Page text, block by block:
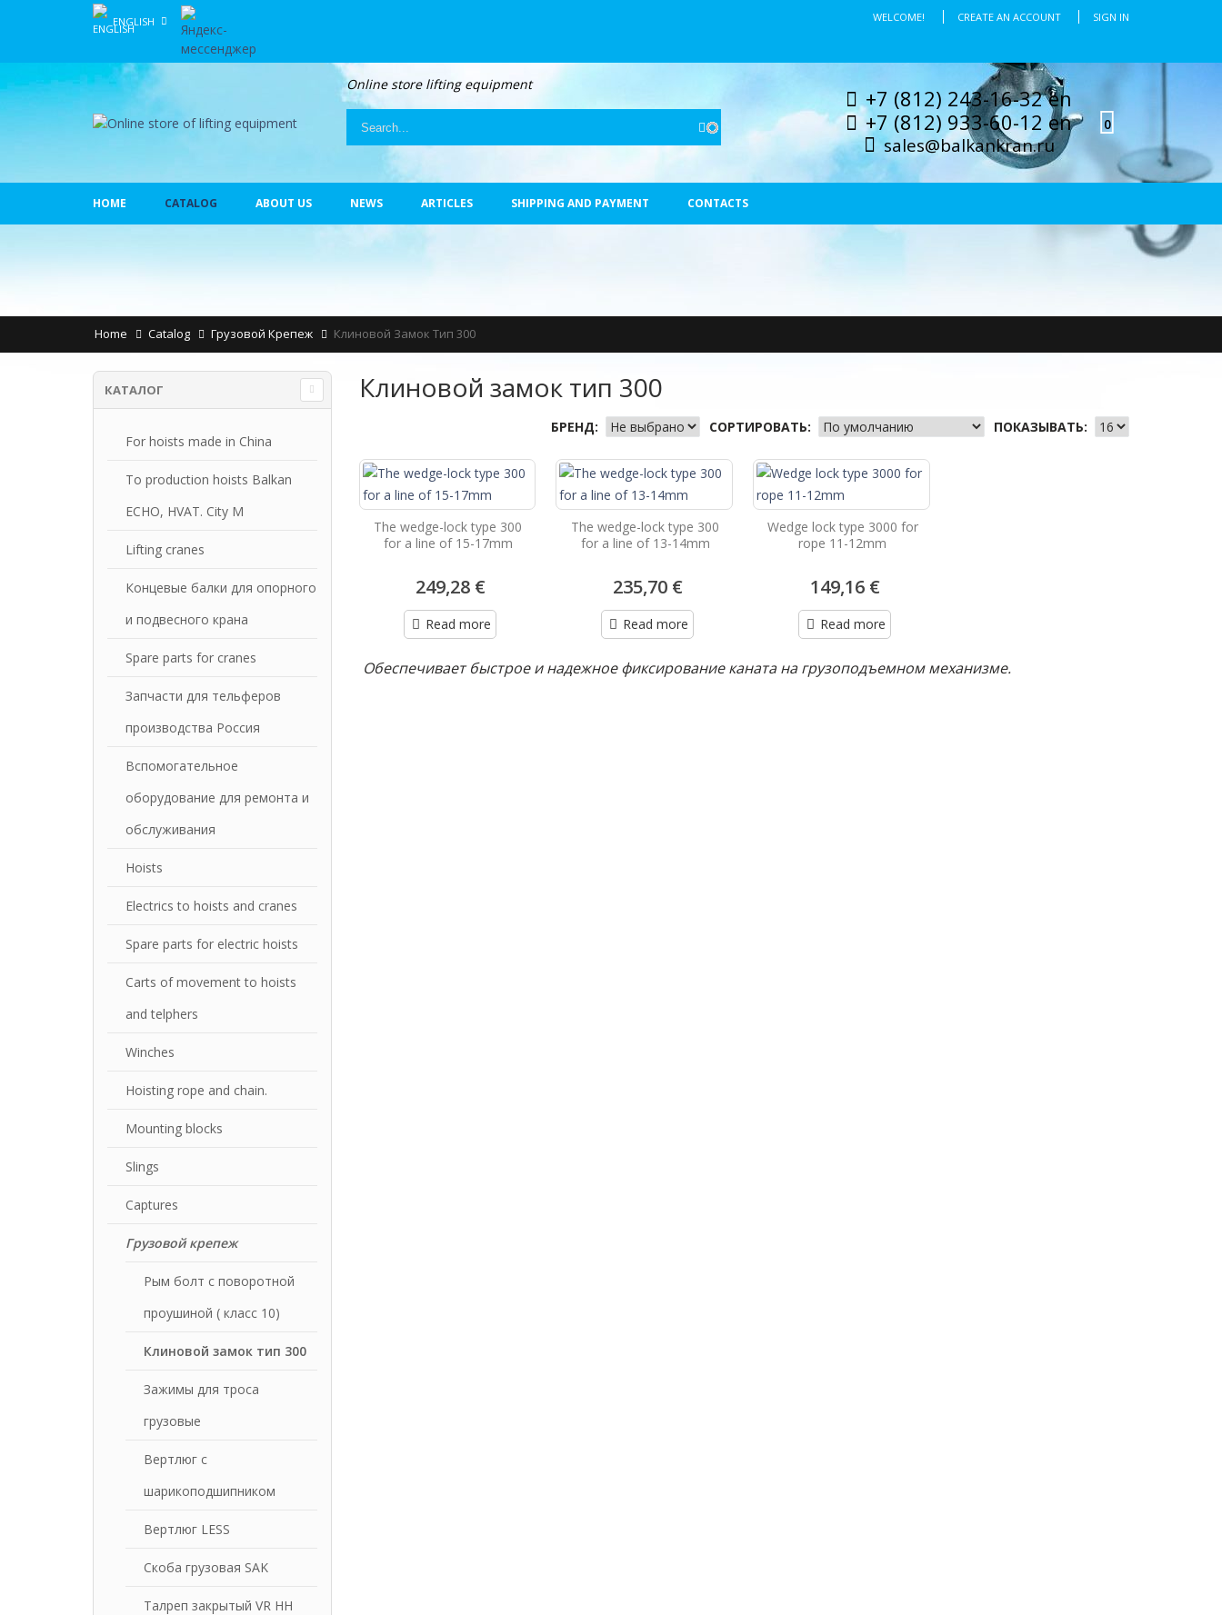
ENGLISH CREATE AN ACCOUNT SIGN IN
WELCOME!
+7 (812) 243-16-32 en
+7 (812) 933-60-12 en
sales@balkankran.ru
0
Online store lifting equipment
HOME CATALOG ABOUT US NEWS ARTICLES SHIPPING AND PAYMENT CONTACTS
Home Catalog Грузовой Крепеж Клиновой Замок Тип 300
КАТАЛОГ
For hoists made in China
To production hoists Balkan
ECHO, HVAT. City M
Lifting cranes
Концевые балки для опорного
и подвесного крана
Spare parts for cranes
Запчасти для тельферов
производства Россия
Вспомогательное
оборудование для ремонта и
обслуживания
Hoists
Electrics to hoists and cranes
Spare parts for electric hoists
Carts of movement to hoists
and telphers
Winches
Hoisting rope and chain.
Mounting blocks
Slings
Captures
Грузовой крепеж
Рым болт с поворотной
проушиной ( класс 10)
Клиновой замок тип 300
Зажимы для троса
грузовые
Вертлюг с
шарикоподшипником
Вертлюг LESS
Скоба грузовая SAK
Талреп закрытый VR HH
Клиновой замок тип 300
ПОКАЗЫВАТЬ:
СОРТИРОВАТЬ:
БРЕНД:
The wedge-lock type 300
for a line of 15-17mm
249,28 €
Read more
The wedge-lock type 300
for a line of 13-14mm
235,70 €
Read more
Wedge lock type 3000 for
rope 11-12mm
149,16 €
Read more
Обеспечивает быстрое и надежное фиксирование каната на грузоподъемном механизме.